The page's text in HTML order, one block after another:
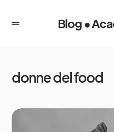
Blog •
donne del food